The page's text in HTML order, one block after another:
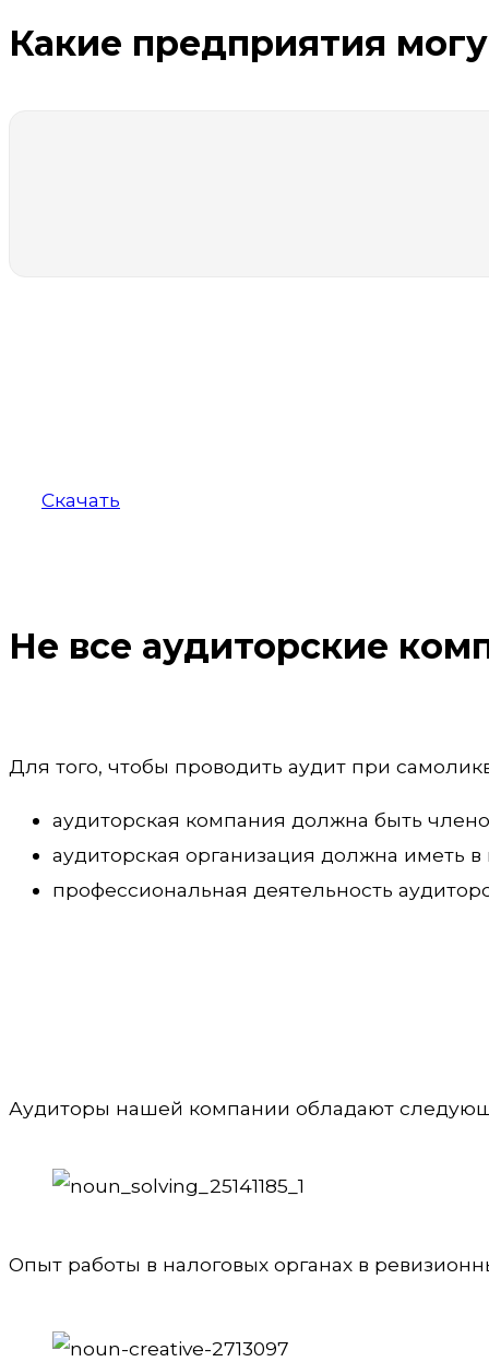
Какие предприятия
Скачать
Не все аудиторские
Для того, чтобы проводить аудит при
аудиторская компания должна быть
аудиторская организация должна иметь
профессиональная деятельность
Аудиторы нашей компании обладают
Опыт работы в налоговых органах в